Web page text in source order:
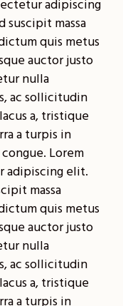
adipiscing
massa
quis metus
auctor justo
nulla
ac sollicitudin
a, tristique
a turpis in
Lorem
adipiscing elit.
massa
quis metus
auctor justo
nulla
ac sollicitudin
a, tristique